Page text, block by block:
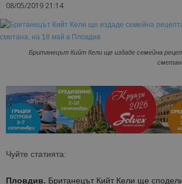
08/05/2019 21:14
Британецът Кийт Кели ще издаде семейна
Чуйте статията:
Пловдив. Британецът Кийт Кели ще